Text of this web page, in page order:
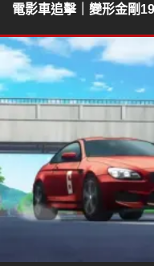
電影車追擊｜變形金剛